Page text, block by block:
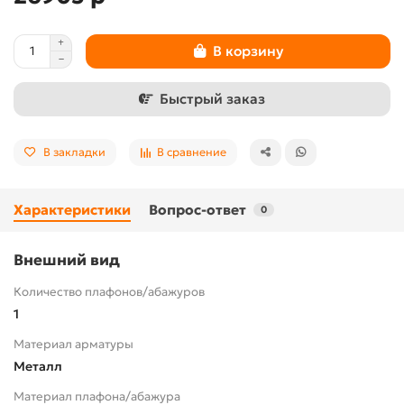
В корзину
Быстрый заказ
В закладки В сравнение
Характеристики Вопрос-ответ 0
Внешний вид
Количество плафонов/абажуров
1
Материал арматуры
Металл
Материал плафона/абажура